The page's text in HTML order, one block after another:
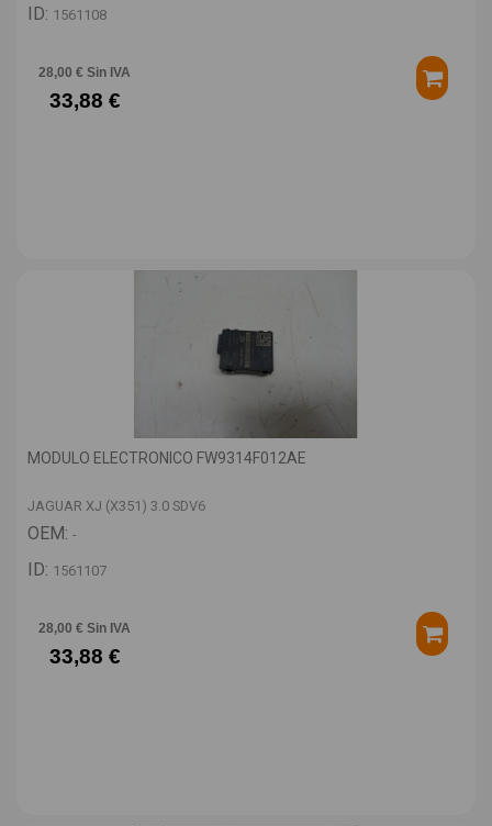
ID: 1561108
28,00 € Sin IVA
33,88 €
MODULO ELECTRONICO FW9314F012AE
JAGUAR XJ (X351) 3.0 SDV6
OEM: -
ID: 1561107
28,00 € Sin IVA
33,88 €